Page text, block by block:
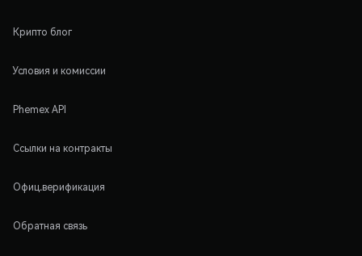
Крипто блог
Условия и комиссии
Phemex API
Ссылки на контракты
Офиц.верификация
Обратная связь